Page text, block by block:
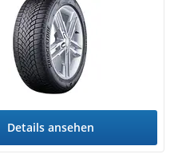
Details ansehen